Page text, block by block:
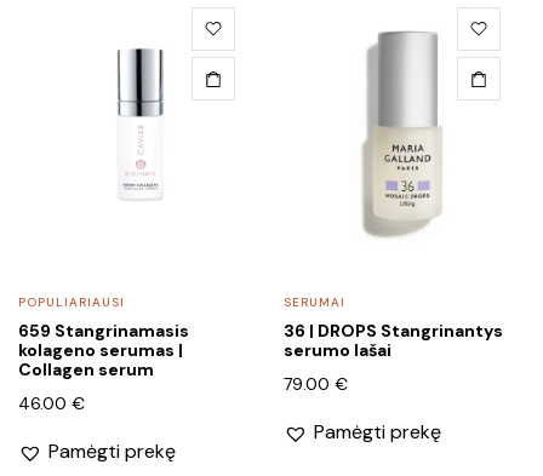
POPULIARIAUSI
659 Stangrinamasis
kolageno serumas |
Collagen serum
46.00 €
Pamėgti prekę
SERUMAI
36 | DROPS Stangrinantys
serumo lašai
79.00 €
Pamėgti prekę